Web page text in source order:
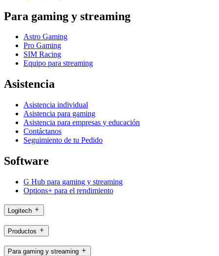
Para gaming y streaming
Astro Gaming
Pro Gaming
SIM Racing
Equipo para streaming
Asistencia
Asistencia individual
Asistencia para gaming
Asistencia para empresas y educación
Contáctanos
Seguimiento de tu Pedido
Software
G Hub para gaming y streaming
Options+ para el rendimiento
Logitech
Productos
Para gaming y streaming